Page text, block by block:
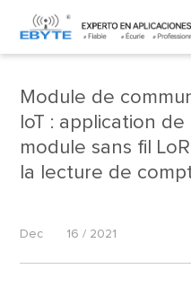
Home > Smart Meter >
Module de
IoT : application
module sans fil
la lecture de
Dec 16 / 2021